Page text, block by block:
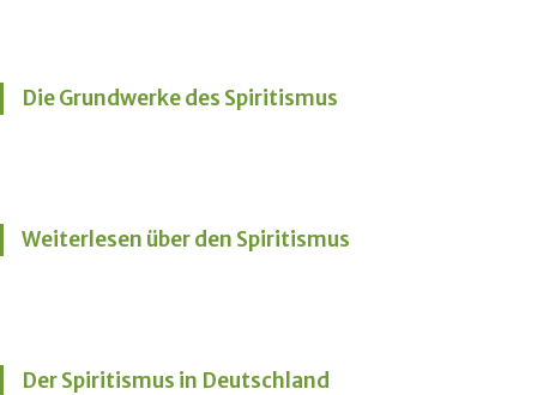
Die Grundwerke des Spiritismus
Weiterlesen über den Spiritismus
Der Spiritismus in Deutschland